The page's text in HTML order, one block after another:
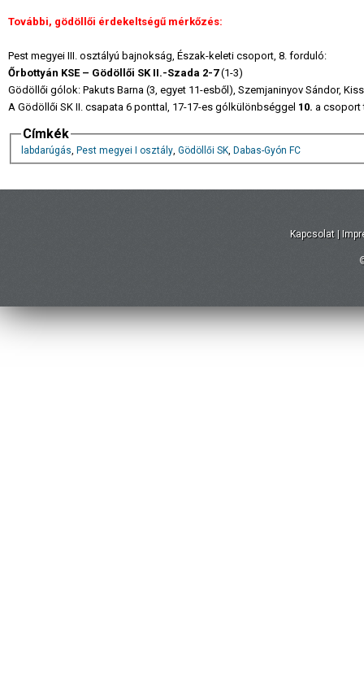
További, gödöllői érdekeltségű mérkőzés:
Pest megyei III. osztályú bajnokság, Észak-keleti csoport, 8. forduló:
Őrbottyán KSE – Gödöllői SK II.-Szada 2-7(1-3)
Gödöllői gólok: Pakuts Barna (3, egyet 11-esből), Szemjaninyov Sándor,
A Gödöllői SK II. csapata 6 ponttal, 17-17-es gólkülönbséggel 10. a csoport
Címkék
labdarúgás, Pest megyei I osztály, Gödöllői SK, Dabas-Gyón FC
Kapcsolat |